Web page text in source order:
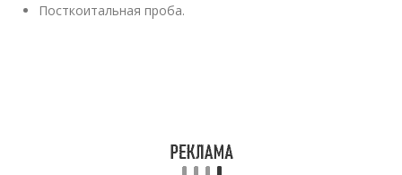
Посткоитальная проба.